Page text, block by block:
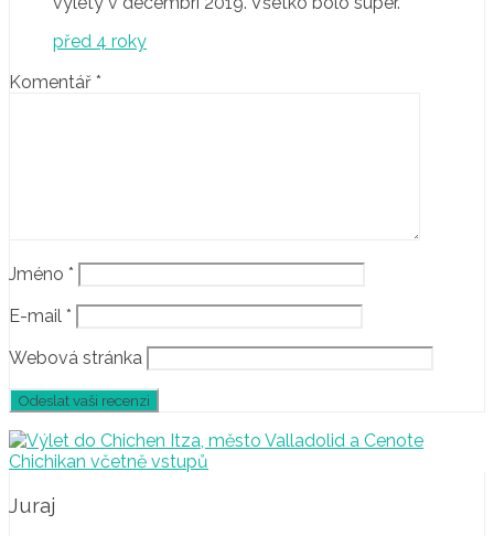
před 4 roky
Komentář *
Jméno *
E-mail *
Webová stránka
Juraj